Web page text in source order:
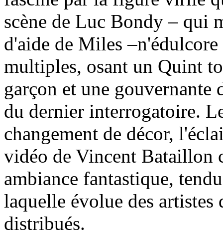
scène de Luc Bondy – qui
d'aide de Miles –n'édulcore
multiples, osant un Quint
garçon et une gouvernante
du dernier interrogatoire.
changement de décor,
vidéo de Vincent Bataillon
ambiance fantastique,
laquelle évolue des artistes
distribués.